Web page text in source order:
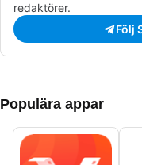
redaktörer.
Följ
Populära appar